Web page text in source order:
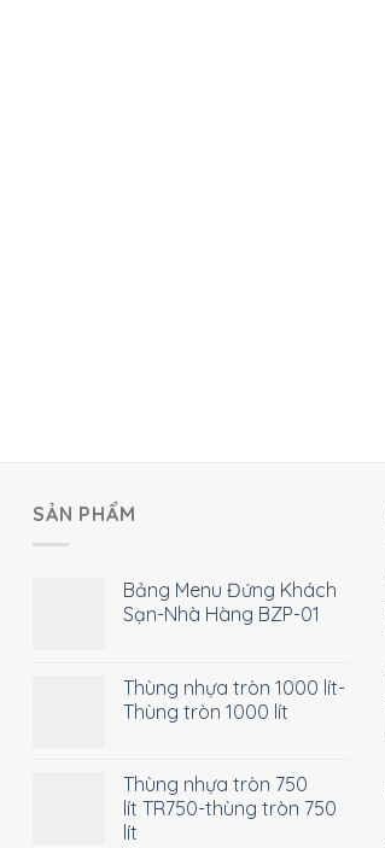
SẢN PHẨM
Bảng Menu Đứng Khách
Sạn-Nhà Hàng BZP-01
Thùng nhựa tròn 1000 lít-
Thùng tròn 1000 lít
Thùng nhựa tròn 750
lít TR750-thùng tròn 750
lít